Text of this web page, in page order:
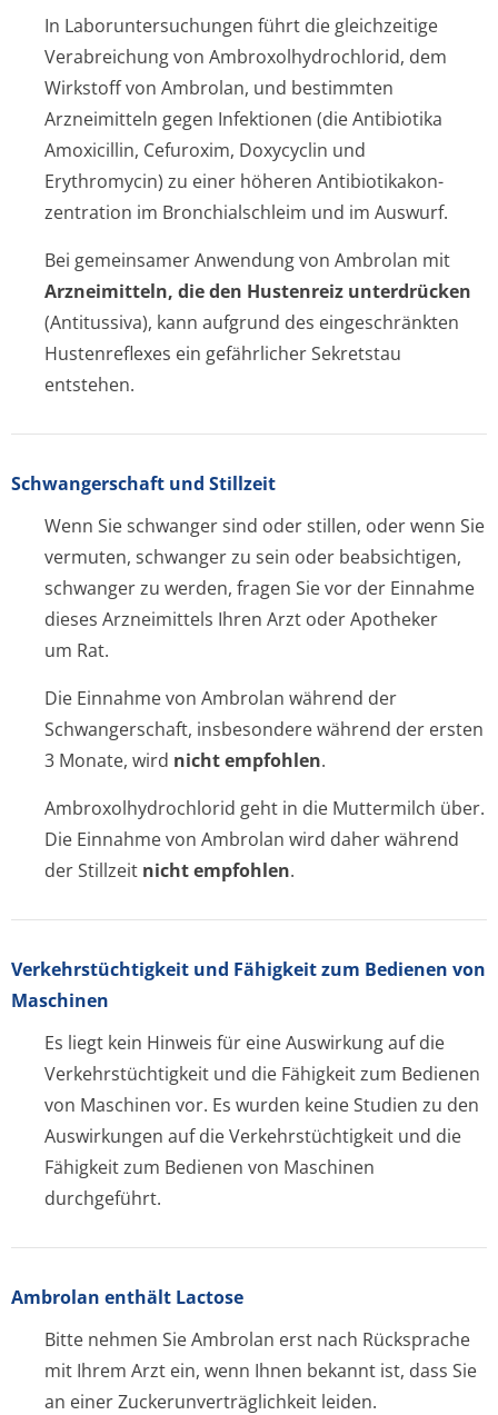
In Laboruntersuchungen führt die gleichzeitige
Verabreichung von Ambroxolhydrochlo­rid, dem
Wirkstoff von Ambrolan, und bestimmten
Arzneimitteln gegen Infektionen (die Antibiotika
Amoxicillin, Cefuroxim, Doxycyclin und
Erythromycin) zu einer höheren Antibiotikakon­
zentration im Bronchialschleim und im Auswurf.
Bei gemeinsamer Anwendung von Ambrolan mit
Arzneimitteln, die den Hustenreiz unterdrücken
(Antitussiva), kann aufgrund des eingeschränkten
Hustenreflexes ein gefährlicher Sekretstau
entstehen.
Schwangerschaft und Stillzeit
Wenn Sie schwanger sind oder stillen, oder wenn Sie
vermuten, schwanger zu sein oder beabsichtigen,
schwanger zu werden, fragen Sie vor der Einnahme
dieses Arzneimittels Ihren Arzt oder Apotheker
um Rat.
Die Einnahme von Ambrolan während der
Schwangerschaft, insbesondere während der ersten
3 Monate, wird nicht empfohlen.
Ambroxolhydrochlo­rid geht in die Muttermilch über.
Die Einnahme von Ambrolan wird daher während
der Stillzeit nicht empfohlen.
Verkehrstüchtig­keit und Fähigkeit zum Bedienen von
Maschinen
Es liegt kein Hinweis für eine Auswirkung auf die
Verkehrstüchtigkeit und die Fähigkeit zum Bedienen
von Maschinen vor. Es wurden keine Studien zu den
Auswirkungen auf die Verkehrstüchtigkeit und die
Fähigkeit zum Bedienen von Maschinen
durchgeführt.
Ambrolan enthält Lactose
Bitte nehmen Sie Ambrolan erst nach Rücksprache
mit Ihrem Arzt ein, wenn Ihnen bekannt ist, dass Sie
an einer Zuckerunverträglichke­it leiden.